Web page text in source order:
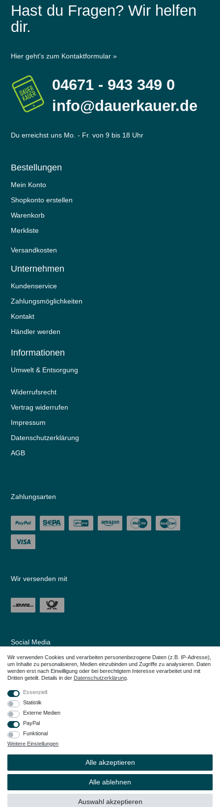
Hast du Fragen? Wir helfen
dir.
Hier geht's zum Kontaktformular »
04671 - 943 349 0
info@dauerkauer.de
Du erreichst uns Mo. - Fr. von 9 bis 18 Uhr
Bestellungen
Mein Konto
Shopkonto erstellen
Warenkorb
Merkliste
Versandkosten
Unternehmen
Kundenservice
Zahlungsmöglichkeiten
Kontakt
Händler werden
Informationen
Umwelt & Entsorgung
Widerrufs­recht
Vertrag widerrufen
Impressum
Daten­schutz­erklärung
AGB
Zahlungsarten
Wir versenden mit
Social Media
Warenzeichen Ihrer Eigentümer.
© Copyright 2026 – Dauerkauer | Alle Rechte vorbehalten.
Wir verwenden Cookies und verarbeiten personenbezogene Daten (z.B. IP-Adresse),
um Inhalte zu personalisieren, Medien einzubinden und Zugriffe zu analysieren. Daten
werden erst nach Einwilligung oder bei berechtigtem Interesse verarbeitet und mit
Dritten geteilt. Details in der Daten­schutz­erklärung
Essenziell
Statistik
Externe Medien
PayPal
Funktional
Weitere Einstellungen
Alle akzeptieren
Alle ablehnen
Auswahl akzeptieren